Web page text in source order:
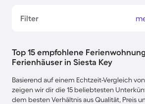
Filter
Top 15 empfohlene
Ferienhäuser in Siesta Key
Basierend auf einem Echtzeit-Vergleich
zeigen wir dir die 15 beliebtesten
dem besten Verhältnis aus Qualität, Preis